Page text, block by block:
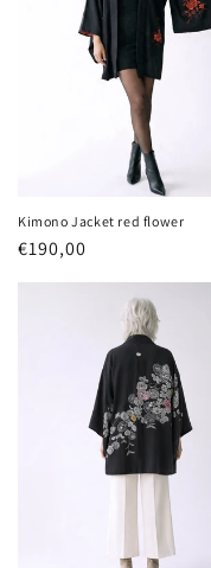
Kimono Jacket red flower
Precio
€190,00